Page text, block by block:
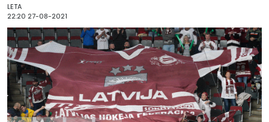
LETA
22:20 27-08-2021